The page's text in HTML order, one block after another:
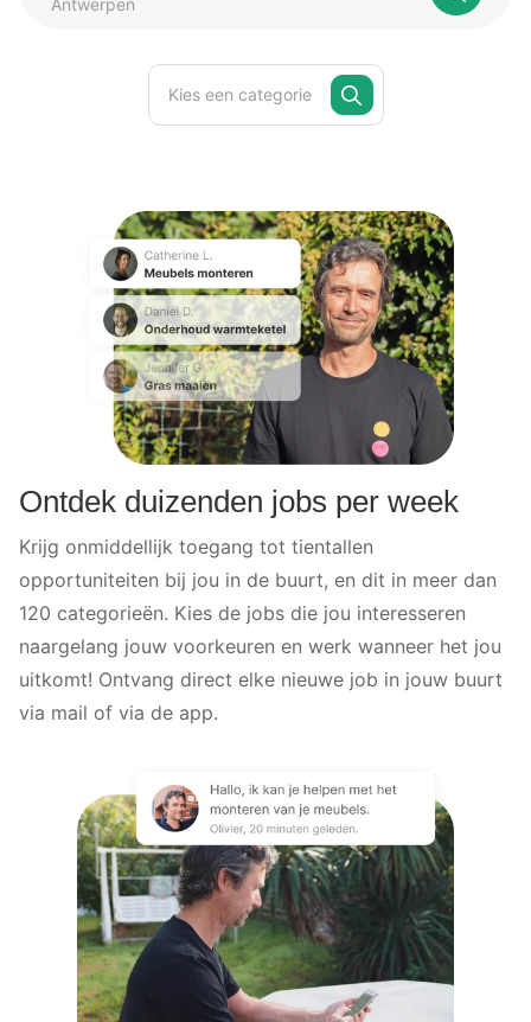
Kies een categorie
Ontdek duizenden jobs per week
Krijg onmiddellijk toegang tot tientallen
opportuniteiten bij jou in de buurt, en dit in meer dan
120 categorieën. Kies de jobs die jou interesseren
naargelang jouw voorkeuren en werk wanneer het jou
uitkomt! Ontvang direct elke nieuwe job in jouw buurt
via mail of via de app.